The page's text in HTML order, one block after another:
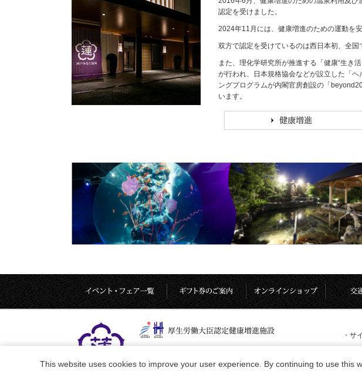
認定を受けました。
2024年11月には、健康増進のための運動を
双方で認定を受けているのは西日本初、全国
また、理化学研究所が推進する「健康“生き
が行われ、日本規格協会などが設立した「
ングプログラムが内閣官房創設の「
います。
・ サ
This website uses cookies to improve your user experience. By continuing to use